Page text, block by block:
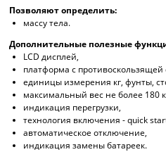
Позволяют определить:
массу тела.
Дополнительные полезные
LCD дисплей,
платформа с
единицы измерения кг, фунты,
максимальный вес не более 180
индикация перегрузки,
технология включения - quick
автоматическое отключение,
индикация замены батареек.